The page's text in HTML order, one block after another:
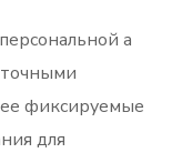
а
фиксируемые
для